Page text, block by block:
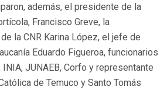
además, el presidente de la
Francisco Greve, la
la CNR Karina López, el jefe de
Eduardo Figueroa, funcionarios
JUNAEB, Corfo y representante
de Temuco y Santo Tomás